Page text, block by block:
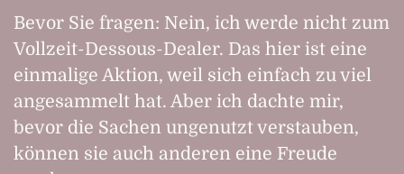
Bevor Sie fragen: Nein, ich werde nicht zum
Vollzeit-Dessous-Dealer. Das hier ist eine
einmalige Aktion, weil sich einfach zu viel
angesammelt hat. Aber ich dachte mir,
bevor die Sachen ungenutzt verstauben,
können sie auch anderen eine Freude